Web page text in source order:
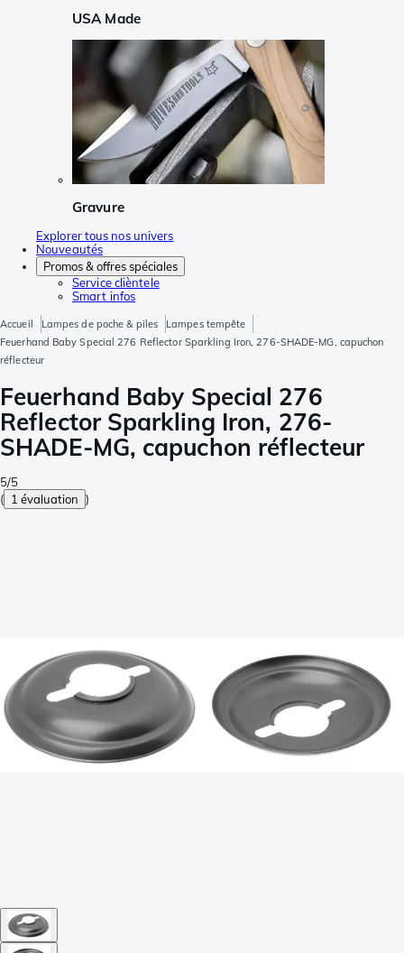
USA Made
Gravure
Explorer tous nos univers
Nouveautés
Promos & offres spéciales
Service clièntele
Smart infos
Accueil Lampes de poche & piles
Lampes tempête
Feuerhand Baby Special 276 Reflector Sparkling Iron, 276-SHADE-MG, capuchon
réflecteur
Feuerhand Baby Special 276
Reflector Sparkling Iron, 276-
SHADE-MG, capuchon réflecteur
5/5
( 1 évaluation )